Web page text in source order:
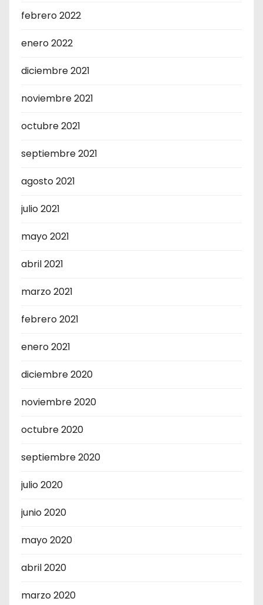
febrero 2022
enero 2022
diciembre 2021
noviembre 2021
octubre 2021
septiembre 2021
agosto 2021
julio 2021
mayo 2021
abril 2021
marzo 2021
febrero 2021
enero 2021
diciembre 2020
noviembre 2020
octubre 2020
septiembre 2020
julio 2020
junio 2020
mayo 2020
abril 2020
marzo 2020